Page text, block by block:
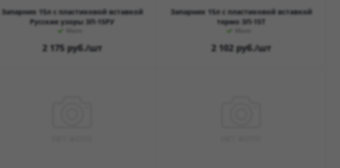
Запарник 15л с пластиковой вставкой
Русские узоры ЗП-15РУ
2 175руб./шт
Запарник 15л с пластиковой вставкой
термо ЗП-15Т
2 102руб./шт